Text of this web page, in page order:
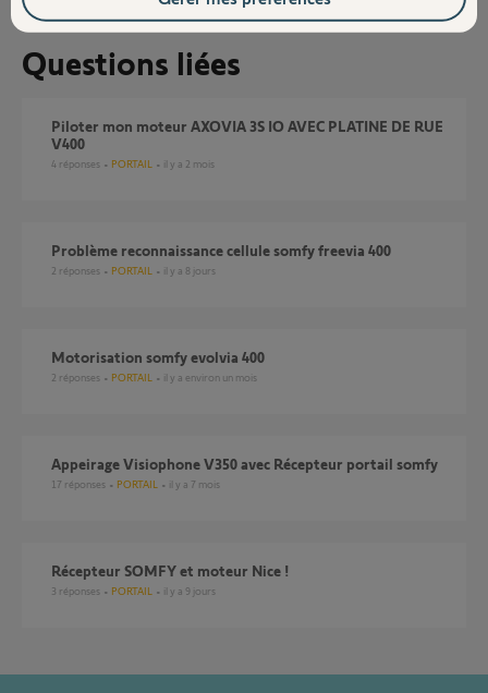
Questions liées
Piloter mon moteur AXOVIA 3S IO AVEC PLATINE DE RUE
V400
4 réponses PORTAIL il y a 2 mois
Problème reconnaissance cellule somfy freevia 400
2 réponses PORTAIL il y a 8 jours
motorisation somfy evolvia 400
2 réponses PORTAIL il y a environ un mois
Appeirage Visiophone V350 avec Récepteur portail somfy
17 réponses PORTAIL il y a 7 mois
Récepteur SOMFY et moteur Nice !
3 réponses PORTAIL il y a 9 jours